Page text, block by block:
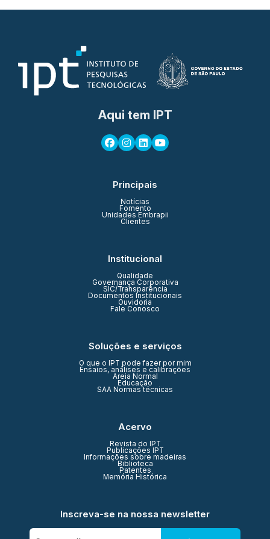
Aqui tem IPT
Principais
Notícias
Fomento
Unidades Embrapii
Clientes
Institucional
Qualidade
Governança Corporativa
SIC/Transparência
Documentos Institucionais
Ouvidoria
Fale Conosco
Soluções e serviços
O que o IPT pode fazer por mim
Ensaios, análises e calibrações
Areia Normal
Educação
SAA Normas técnicas
Acervo
Revista do IPT
Publicações IPT
Informações sobre madeiras
Biblioteca
Patentes
Memória Histórica
Inscreva-se na nossa newsletter